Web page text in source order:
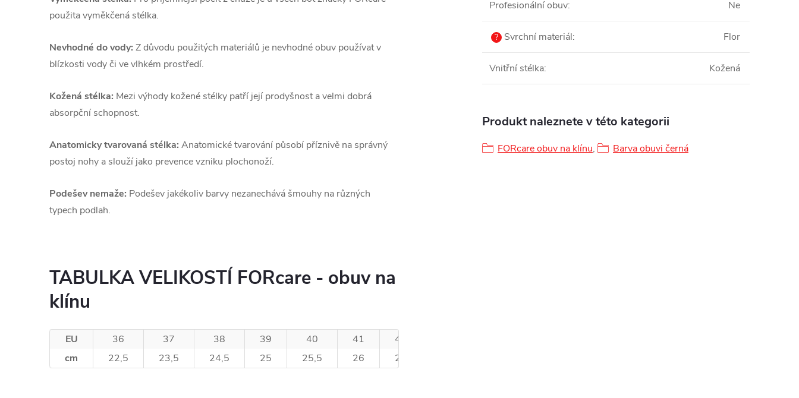
použita vyměkčená stélka.
Nevhodné do vody: Z důvodu použitých materiálů je nevhodné obuv používat v
blízkosti vody či ve vlhkém prostředí.
Kožená stélka: Mezi výhody kožené stélky patří její prodyšnost a velmi dobrá
absorpční schopnost.
Anatomicky tvarovaná stélka: Anatomické tvarování působí příznivě na správný
postoj nohy a slouží jako prevence vzniku plochonoží.
Podešev nemaže: Podešev jakékoliv barvy nezanechává šmouhy na různých
typech podlah.
TABULKA VELIKOSTÍ FORcare - obuv na
klínu
EU 36 37 38 39 40 41
42
cm
22,5 23,5 24,5 25 25,5 26 27
Profesionální obuv: Ne
? Svrchní materiál: Flor
Vnitřní stélka: Kožená
Produkt naleznete v této kategorii
FORcare obuv na klínu, Barva obuvi černá